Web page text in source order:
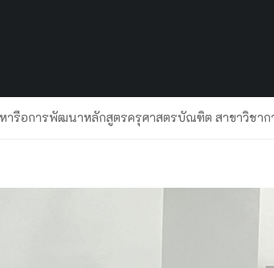
รือการพัฒนาหลักสูตรครุศาสตรบัณฑิต สาขาวิชาก